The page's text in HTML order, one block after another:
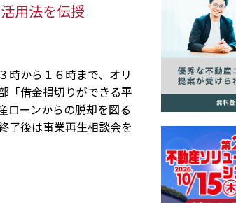
用法を伝授
時から１６時まで、オリ
「借金損切りができる平
ローンからの脱却を図る
了後は事業再生相談会を